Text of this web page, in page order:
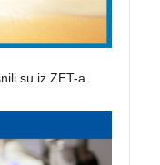
su iz ZET-a.